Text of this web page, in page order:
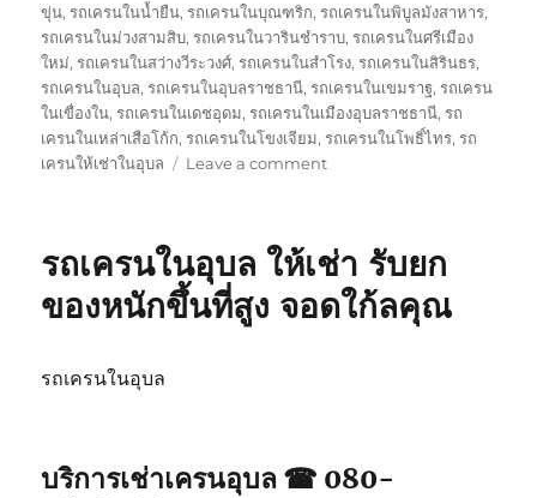
ขุ่น,รถเครนในน้ำยืน,รถเครนในบุณฑริก,รถเครนในพิบูลมังสาหาร,
รถเครนในม่วงสามสิบ,รถเครนในวารินชำราบ,รถเครนในศรีเมือง
ใหม่,รถเครนในสว่างวีระวงศ์,รถเครนในสำโรง,รถเครนในสิรินธร,
รถเครนในอุบล,รถเครนในอุบลราชธานี,รถเครนในเขมราฐ,รถเครน
ในเขื่องใน,รถเครนในเดชอุดม,รถเครนในเมืองอุบลราชธานี,รถ
เครนในเหล่าเสือโก้ก,รถเครนในโขงเจียม,รถเครนในโพธิ์ไทร,รถ
เครนให้เช่าในอุบล
Leave a commenton
ให้
เช่า
จอด
ของ
หนัก
รถเครนในอุบล ให้เช่า รับยก
ของหนักขึ้นที่สูง จอดใก้ลคุณ
รถเครนในอุบล
บริการเช่าเครนอุบล ☎ 080-